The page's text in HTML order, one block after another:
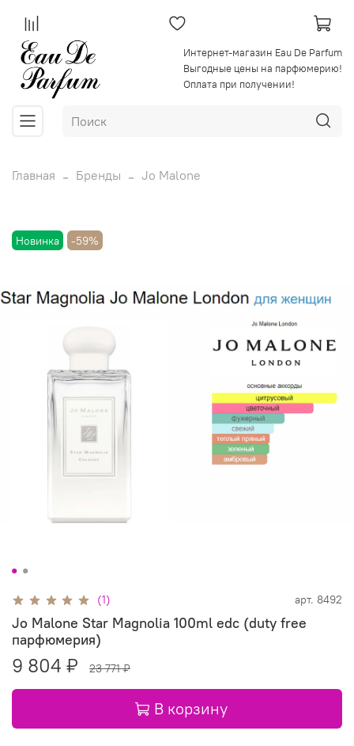
Интернет-магазин Eau De Parfum
Выгодные цены на парфюмерию!
Оплата при получении!
Главная Бренды Jo Malone
Новинка -59%
(1) арт. 8492
Jo Malone Star Magnolia 100ml edc (duty free
парфюмерия)
9 804 ₽ 23 771 ₽
В корзину